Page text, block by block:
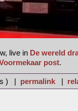
live in De wereld
post.
) | permalink|